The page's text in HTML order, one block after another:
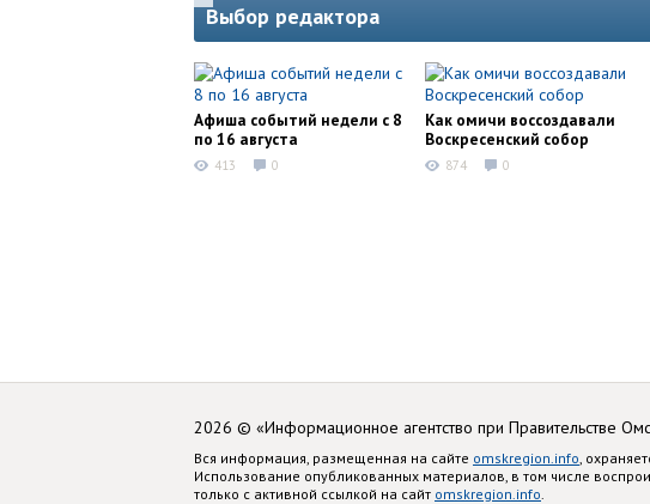
Выбор редактора
Афиша событий недели с 8
по 16 августа
413 0
Как омичи воссоздавали
Воскресенский собор
874 0
2026 © «Информационное агентство при Правительстве
Вся информация, размещенная на сайте omskregion.info,
Использование опубликованных материалов, в том числе
только с активной ссылкой на сайт omskregion.info.